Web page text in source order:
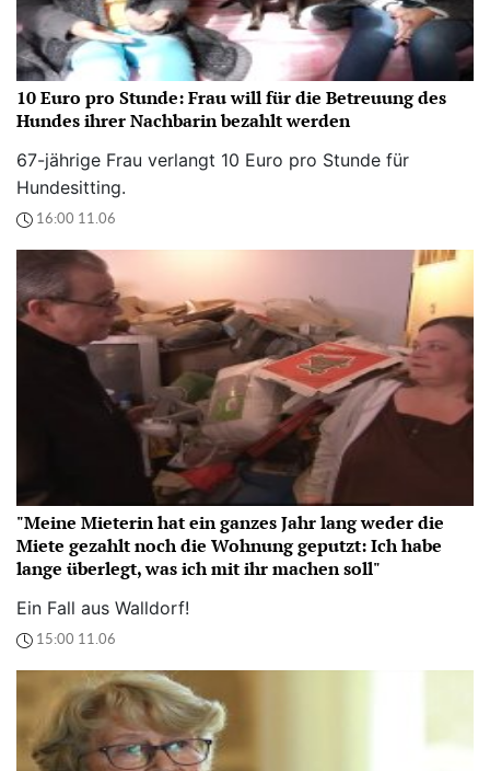
10 Euro pro Stunde: Frau will für die Betreuung des
Hundes ihrer Nachbarin bezahlt werden
67-jährige Frau verlangt 10 Euro pro Stunde für
Hundesitting.
16:00 11.06
"Meine Mieterin hat ein ganzes Jahr lang weder die
Miete gezahlt noch die Wohnung geputzt: Ich habe
lange überlegt, was ich mit ihr machen soll"
Ein Fall aus Walldorf!
15:00 11.06